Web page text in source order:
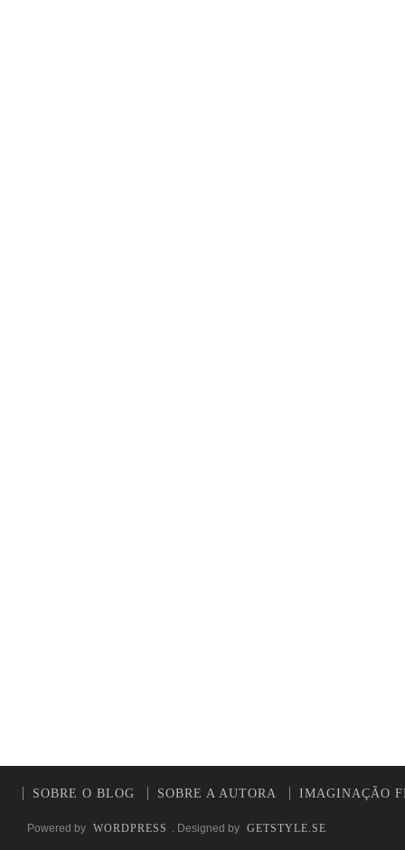
SOBRE O BLOG SOBRE A AUTORA IMAGINAÇÃO
Powered by WORDPRESS . Designed by GETSTYLE.SE